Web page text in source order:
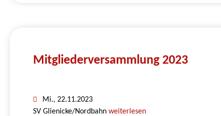
Mitgliederversammlung 2023
Mi., 22.11.2023
SV Glienicke/Nordbahnweiterlesen